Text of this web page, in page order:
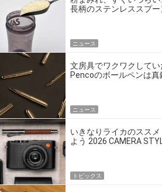
長柄のステンレススプ
ニュース
文房具でワクワクしてい
Pencoのボールペンは
ニュース
いきなりライカのスス
よう 2026 CAMERA
トピックス